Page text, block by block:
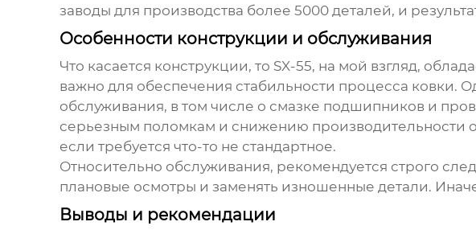
заводы для производства более 5000 деталей, и
Особенности конструкции и обслуживания
Что касается конструкции, то SX-55, на мой взгляд,
важно для обеспечения стабильности процесса ковки.
обслуживания, в том числе о смазке подшипников и
серьезным поломкам и снижению производительности
если требуется что-то не стандартное.
Относительно обслуживания, рекомендуется строго
плановые осмотры и заменять изношенные детали.
Выводы и рекомендации